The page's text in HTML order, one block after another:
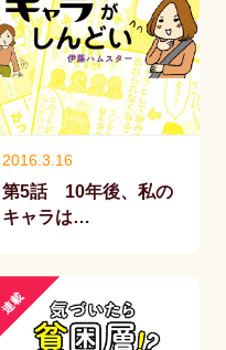
2016.3.16
第5話 10年後、私の
キャラは…
連載